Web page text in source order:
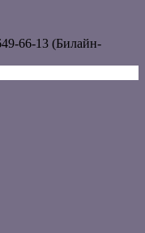
66-13 (Билайн-